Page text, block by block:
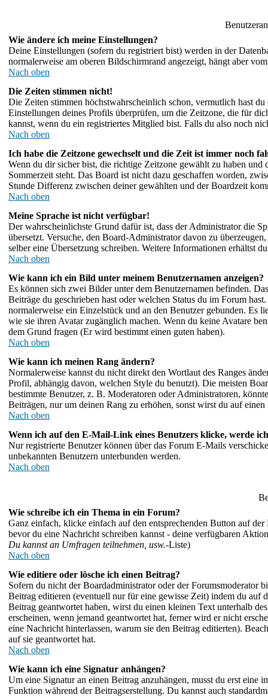
Wie ändere ich meine Einstellungen?
Deine Einstellungen (sofern du registriert bist) werden in der
normalerweise am oberen Bildschirmrand angezeigt, hängt aber
Nach oben
Die Zeiten stimmen nicht!
Die Zeiten stimmen höchstwahrscheinlich schon, vermutlich hast
Einstellungen deines Profils überprüfen, um die Zeitzone, die für
kannst, wenn du ein registriertes Mitglied bist. Falls du also noch
Nach oben
Ich habe die Zeitzone gewechselt und die Zeit ist immer noch
Wenn du dir sicher bist, die richtige Zeitzone gewählt zu haben und
Sommerzeit steht. Das Board ist nicht dazu geschaffen worden,
Stunde Differenz zwischen deiner gewählten und der Boardzeit
Nach oben
Meine Sprache ist nicht verfügbar!
Der wahrscheinlichste Grund dafür ist, dass der Administrator die
übersetzt. Versuche, den Board-Administrator davon zu
selber eine Übersetzung schreiben. Weitere Informationen erhältst
Nach oben
Wie kann ich ein Bild unter meinem Benutzernamen anzeigen?
Es können sich zwei Bilder unter dem Benutzernamen befinden.
Beiträge du geschrieben hast oder welchen Status du im Forum
normalerweise ein Einzelstück und an den Benutzer gebunden. Es
wie sie ihren Avatar zugänglich machen. Wenn du keine Avatare
dem Grund fragen (Er wird bestimmt einen guten haben).
Nach oben
Wie kann ich meinen Rang ändern?
Normalerweise kannst du nicht direkt den Wortlaut des Ranges
Profil, abhängig davon, welchen Style du benutzt). Die meisten
bestimmte Benutzer, z. B. Moderatoren oder Administratoren,
Beiträgen, nur um deinen Rang zu erhöhen, sonst wirst du auf
Nach oben
Wenn ich auf den E-Mail-Link eines Benutzers klicke, werde
Nur registrierte Benutzer können über das Forum E-Mails
unbekannten Benutzern unterbunden werden.
Nach oben
Wie schreibe ich ein Thema in ein Forum?
Ganz einfach, klicke einfach auf den entsprechenden Button auf
bevor du eine Nachricht schreiben kannst - deine verfügbaren
Du kannst an Umfragen teilnehmen, usw.-Liste)
Nach oben
Wie editiere oder lösche ich einen Beitrag?
Sofern du nicht der Boardadministrator oder der Forumsmoderator
Beitrag editieren (eventuell nur für eine gewisse Zeit) indem du auf
Beitrag geantwortet haben, wirst du einen kleinen Text unterhalb
erscheinen, wenn jemand geantwortet hat, ferner wird er nicht
eine Nachricht hinterlassen, warum sie den Beitrag editierten).
auf sie geantwortet hat.
Nach oben
Wie kann ich eine Signatur anhängen?
Um eine Signatur an einen Beitrag anzuhängen, musst du erst
Funktion während der Beitragserstellung. Du kannst auch